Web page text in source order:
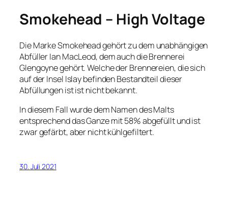
Smokehead – High Voltage
Die Marke Smokehead gehört zu dem unabhängigen
Abfüller Ian MacLeod, dem auch die Brennerei
Glengoyne gehört. Welche der Brennereien, die sich
auf der Insel Islay befinden Bestandteil dieser
Abfüllungen ist ist nicht bekannt.
In diesem Fall wurde dem Namen des Malts
entsprechend das Ganze mit 58% abgefüllt und ist
zwar gefärbt, aber nicht kühlgefiltert.
30. Juli 2021